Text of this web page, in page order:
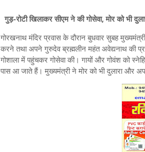
गुड़-रोटी खिलाकर सीएम ने की गोसेवा, मोर को भी
गोरखनाथ मंदिर प्रवास के दौरान बुधवार सुबह
करने तथा अपने गुरुदेव ब्रह्मलीन महंत अवेद्यनाथ की
गोशाला में पहुंचकर गोसेवा की। गायों और गोवंश को
पास आ जाते हैं। मुख्यमंत्री ने मोर को भी दुलारा और